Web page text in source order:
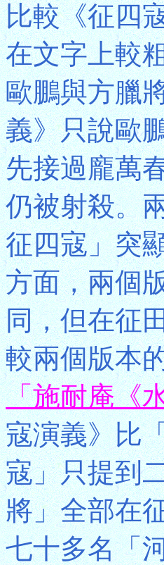
比較《征四
在文字上較
歐鵬與方臘
義》只說歐
先接過龐萬
仍被射殺。
征四寇」突
方面，兩個
同，但在征
較兩個版本
「施耐庵《
寇演義》比
寇」只提到
將」全部在
七十多名「